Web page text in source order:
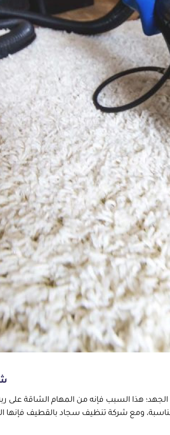
هذا السبب فإنه من المهام الشاقة
ومع شركة تنظيف سجاد بالقطيف فإنها